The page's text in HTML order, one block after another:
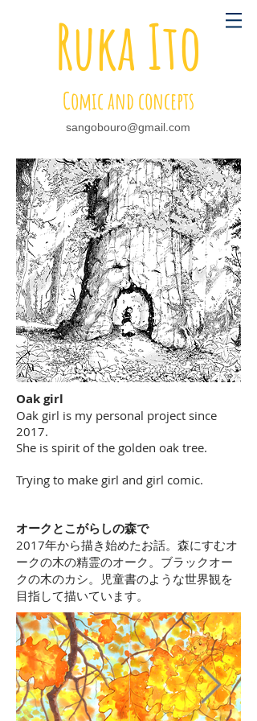
Ruka Ito
Comic and concepts
sangobouro@gmail.com
Oak girl
Oak girl is my personal project since
2017.
She is spirit of the golden oak tree.
Trying to make girl and girl comic.
オークとこがらしの森で
2017年から描き始めたお話。森にすむオ
ークの木の精霊のオーク。ブラックオー
クの木のカシ。児童書のような世界観を
目指して描いています。​